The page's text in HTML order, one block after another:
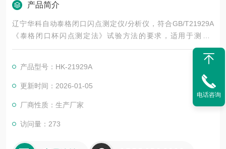
产品简介
辽宁华科自动泰格闭口闪点测定仪/分析仪，符合GB/T21929A
《泰格闭口杯闪点测定法》试验方法的要求，适用于测定4
0℃（104℉）时黏度不小于5.5㎜&#178;/s（cSt），或在2
5℃（77℉）时黏度小于9.5㎜&#178;/s（cSt），且闪点低于9
3℃（200℉）的液体。
产品型号：HK-21929A
更新时间：2026-01-05
厂商性质：生产厂家
访问量：273
电话咨询